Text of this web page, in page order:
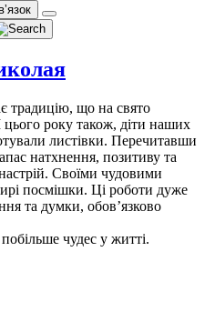
традицію, що на свято
року також, діти наших
листівки. Перечитавши
натхнення, позитиву та
Своїми чудовими
посмішки. Ці роботи дуже
та думки, обов’язково
чудес у житті.